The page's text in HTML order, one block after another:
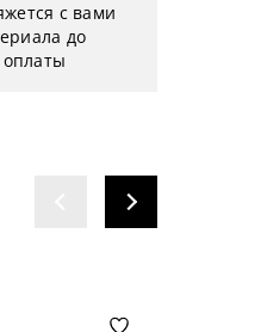
с вами
до
оплаты